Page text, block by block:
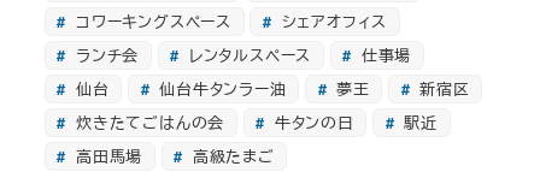
コワーキングスペース
シェアオフィス
ランチ会
レンタルスペース
仕事場
仙台
仙台牛タンラー油 夢王
新宿区
炊きたてごはんの会
牛タンの日
駅近
高田馬場
高級たまご